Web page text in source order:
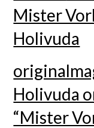
Mister
Holivuda
Holivuda
“Mister